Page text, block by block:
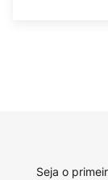
Seja o